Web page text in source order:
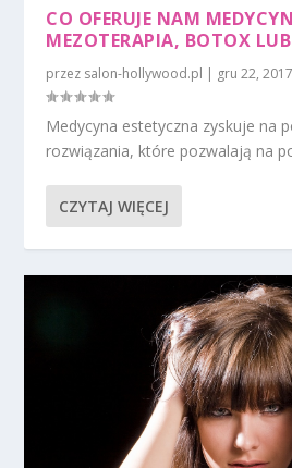
CO OFERUJE NAM
MEZOTERAPIA, BOTOX
przez salon-hollywood.pl | gru 22, 2017
Medycyna estetyczna zyskuje na
rozwiązania, które pozwalają na
CZYTAJ WIĘCEJ